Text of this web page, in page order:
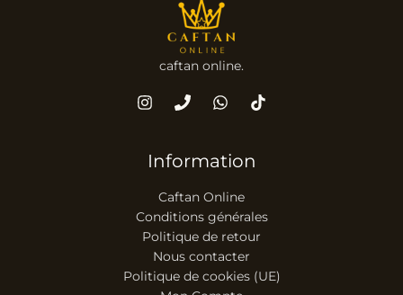
caftan online.
Information
Caftan Online
Conditions générales
Politique de retour
Nous contacter
Politique de cookies (UE)